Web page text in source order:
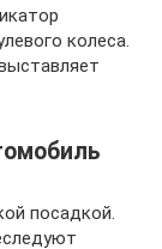
колеса.
посадкой.